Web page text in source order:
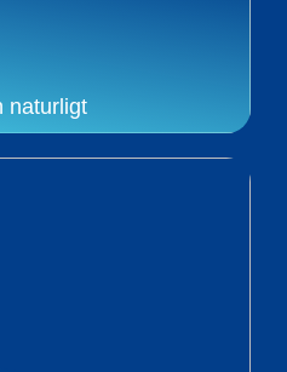
naturligt